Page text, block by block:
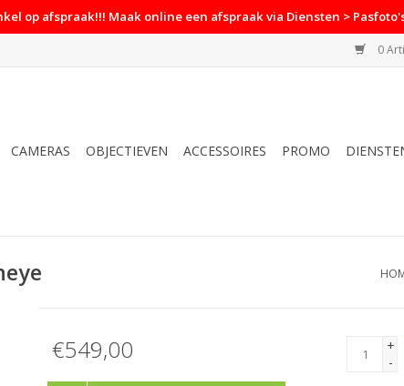
op afspraak!!! Maak online een afspraak via Diensten >
0
CAMERAS OBJECTIEVEN ACCESSOIRES PROMO
€549,00
+
-